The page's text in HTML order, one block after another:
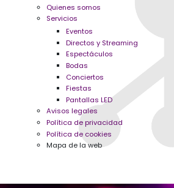
Quienes somos
Servicios
Eventos
Directos y Streaming
Espectáculos
Bodas
Conciertos
Fiestas
Pantallas LED
Avisos legales
Política de privacidad
Política de cookies
Mapa de la web